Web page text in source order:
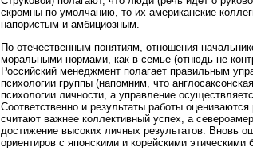
скромны по умолчанию, то их американские
напористым и амбициозным.
По отечественным понятиям, отношения
моральными нормами, как в семье (отнюдь не
Российский менеджмент полагает правильным
психологии группы (напомним, что
психологии личности, а управление
Соответственно и результаты работы
считают важнее коллективный успех, а
достижение высоких личных результатов. Вновь
ориентиров с японскими и корейскими этическими